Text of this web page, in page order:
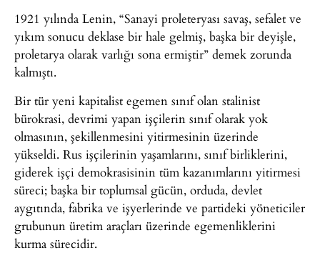
1921 yılında Lenin, “Sanayi proleteryası savaş, sefalet ve
yıkım sonucu deklase bir hale gelmiş, başka bir deyişle,
proletarya olarak varlığı sona ermiştir” demek zorunda
kalmıştı.
Bir tür yeni kapitalist egemen sınıf olan stalinist
bürokrasi, devrimi yapan işçilerin sınıf olarak yok
olmasının, şekillenmesini yitirmesinin üzerinde
yükseldi. Rus işçilerinin yaşamlarını, sınıf birliklerini,
giderek işçi demokrasisinin tüm kazanımlarını yitirmesi
süreci; başka bir toplumsal gücün, orduda, devlet
aygıtında, fabrika ve işyerlerinde ve partideki yöneticiler
grubunun üretim araçları üzerinde egemenliklerini
kurma sürecidir.